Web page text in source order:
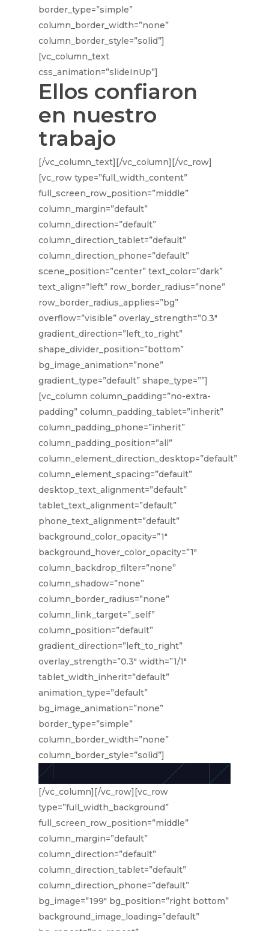
border_type=”simple”
column_border_width=”none”
column_border_style=”solid”]
[vc_column_text
css_animation=”slideInUp”]
Ellos confiaron
en nuestro
trabajo
[/vc_column_text][/vc_column][/vc_row]
[vc_row type=”full_width_content”
full_screen_row_position=”middle”
column_margin=”default”
column_direction=”default”
column_direction_tablet=”default”
column_direction_phone=”default”
scene_position=”center” text_color=”dark”
text_align=”left” row_border_radius=”none”
row_border_radius_applies=”bg”
overflow=”visible” overlay_strength=”0.3″
gradient_direction=”left_to_right”
shape_divider_position=”bottom”
bg_image_animation=”none”
gradient_type=”default” shape_type=””]
[vc_column column_padding=”no-extra-
padding” column_padding_tablet=”inherit”
column_padding_phone=”inherit”
column_padding_position=”all”
column_element_direction_desktop=”default”
column_element_spacing=”default”
desktop_text_alignment=”default”
tablet_text_alignment=”default”
phone_text_alignment=”default”
background_color_opacity=”1″
background_hover_color_opacity=”1″
column_backdrop_filter=”none”
column_shadow=”none”
column_border_radius=”none”
column_link_target=”_self”
column_position=”default”
gradient_direction=”left_to_right”
overlay_strength=”0.3″ width=”1/1″
tablet_width_inherit=”default”
animation_type=”default”
bg_image_animation=”none”
border_type=”simple”
column_border_width=”none”
column_border_style=”solid”]
[/vc_column][/vc_row][vc_row
type=”full_width_background”
full_screen_row_position=”middle”
column_margin=”default”
column_direction=”default”
column_direction_tablet=”default”
column_direction_phone=”default”
bg_image=”199″ bg_position=”right bottom”
background_image_loading=”default”